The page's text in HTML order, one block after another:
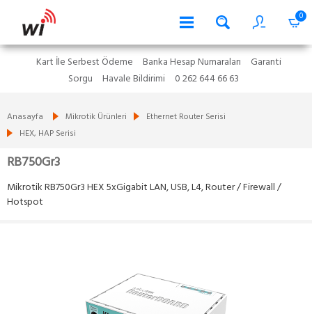
0
Kart İle Serbest Ödeme Banka Hesap Numaraları
Garanti
Sorgu
Havale Bildirimi 0 262 644 66 63
Anasayfa Mikrotik Ürünleri
Ethernet Router Serisi
HEX, HAP Serisi
RB750Gr3
Mikrotik RB750Gr3 HEX 5xGigabit LAN, USB, L4, Router / Firewall /
Hotspot